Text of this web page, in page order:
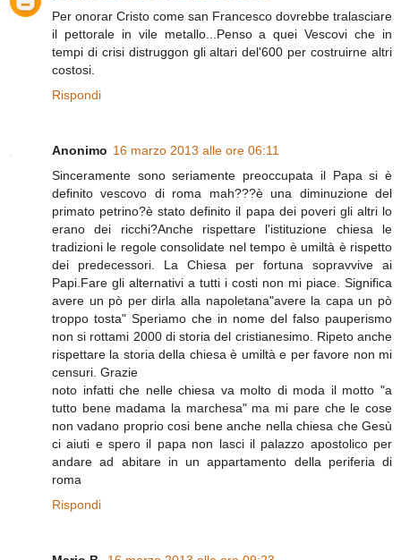
Per onorar Cristo come san Francesco dovrebbe tralasciare
il pettorale in vile metallo...Penso a quei Vescovi che in
tempi di crisi distruggon gli altari del'600 per costruirne altri
costosi.
Rispondi
Anonimo 16 marzo 2013 alle ore 06:11
Sinceramente sono seriamente preoccupata il Papa si è
definito vescovo di roma mah???è una diminuzione del
primato petrino?è stato definito il papa dei poveri gli altri lo
erano dei ricchi?Anche rispettare l'istituzione chiesa le
tradizioni le regole consolidate nel tempo è umiltà è rispetto
dei predecessori. La Chiesa per fortuna sopravvive ai
Papi.Fare gli alternativi a tutti i costi non mi piace. Significa
avere un pò per dirla alla napoletana"avere la capa un pò
troppo tosta" Speriamo che in nome del falso pauperismo
non si rottami 2000 di storia del cristianesimo. Ripeto anche
rispettare la storia della chiesa è umiltà e per favore non mi
censuri. Grazie
noto infatti che nelle chiesa va molto di moda il motto "a
tutto bene madama la marchesa" ma mi pare che le cose
non vadano proprio cosi bene anche nella chiesa che Gesù
ci aiuti e spero il papa non lasci il palazzo apostolico per
andare ad abitare in un appartamento della periferia di
roma
Rispondi